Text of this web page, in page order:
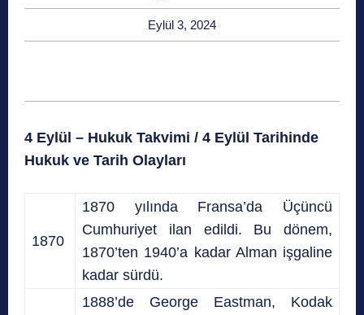
Eylül 3, 2024
4 Eylül – Hukuk Takvimi / 4 Eylül Tarihinde
Hukuk ve Tarih Olayları
1870
1870 yılında Fransa’da Üçüncü
Cumhuriyet ilan edildi. Bu dönem,
1870’ten 1940’a kadar Alman işgaline
kadar sürdü.
1888’de George Eastman, Kodak